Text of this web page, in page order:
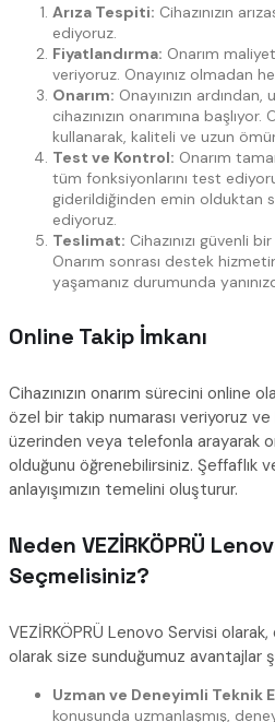
Arıza Tespiti: Cihazınızın
ediyoruz.
Fiyatlandırma: Onarım
veriyoruz. Onayınız olmadan
Onarım: Onayınızın
cihazınızın onarımına
kullanarak, kaliteli ve uzun
Test ve Kontrol: Onarım
tüm fonksiyonlarını test
giderildiğinden emin olduktan
ediyoruz.
Teslimat: Cihazınızı güvenli
Onarım sonrası destek
yaşamanız durumunda
Online Takip İmkanı
Cihazınızın onarım sürecini online
özel bir takip numarası veriyoruz
üzerinden veya telefonla arayarak
olduğunu öğrenebilirsiniz. Şeffaflık
anlayışımızın temelini oluşturur.
Neden VEZİRKÖPRÜ
Seçmelisiniz?
VEZİRKÖPRÜ Lenovo Servisi
olarak size sunduğumuz avantajlar
Uzman ve Deneyimli Teknik
konusunda uzmanlaşmış,